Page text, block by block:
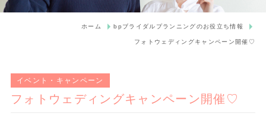
ホーム bpブライダルプランニングのお役立ち情報
フォトウェディングキャンペーン開催♡
イベント・キャンペーン
フォトウェディングキャンペーン開催♡